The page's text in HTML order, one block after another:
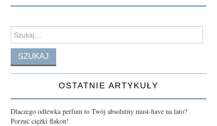
for:
OSTATNIE ARTYKUŁY
Dlaczego odlewka perfum to Twój absolutny must-have na lato?
Porzuć ciężki flakon!